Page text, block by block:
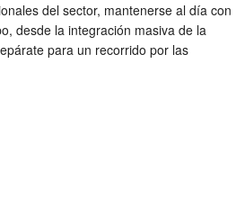
del sector, mantenerse al día con
desde la integración masiva de la
para un recorrido por las